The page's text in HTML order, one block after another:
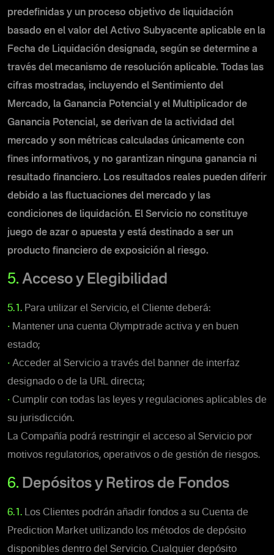
predefinidas y un proceso objetivo de liquidación
basado en el valor del Activo Subyacente aplicable en la
Fecha de Liquidación designada, según se determine a
través del mecanismo de resolución aplicable.
Todas las
cifras mostradas, incluyendo el Sentimiento del
Mercado, la Ganancia Potencial y el Multiplicador de
Ganancia Potencial, se derivan de la actividad del
mercado y son métricas calculadas únicamente con
fines informativos, y no garantizan ninguna ganancia ni
resultado financiero. Los resultados reales pueden diferir
debido a las fluctuaciones del mercado y las
condiciones de liquidación. El Servicio no constituye
juego de azar o apuesta y está destinado a ser un
producto financiero de exposición al riesgo.
5. Acceso y Elegibilidad
5.1. Para utilizar el Servicio, el Cliente deberá:
• Mantener una cuenta Olymptrade activa y en buen
estado;
• Acceder al Servicio a través del banner de interfaz
designado o de la URL directa;
• Cumplir con todas las leyes y regulaciones aplicables de
su jurisdicción.
La Compañía podrá restringir el acceso al Servicio por
motivos regulatorios, operativos o de gestión de riesgos.
6. Depósitos y Retiros de Fondos
6.1. Los Clientes podrán añadir fondos a su Cuenta de
Prediction Market utilizando los métodos de depósito
disponibles dentro del Servicio. Cualquier depósito